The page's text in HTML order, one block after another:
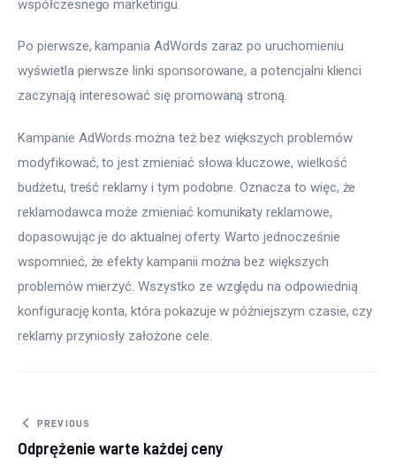
współczesnego marketingu.
Po pierwsze, kampania AdWords zaraz po uruchomieniu
wyświetla pierwsze linki sponsorowane, a potencjalni klienci
zaczynają interesować się promowaną stroną.
Kampanie AdWords można też bez większych problemów
modyfikować, to jest zmieniać słowa kluczowe, wielkość
budżetu, treść reklamy i tym podobne. Oznacza to więc, że
reklamodawca może zmieniać komunikaty reklamowe,
dopasowując je do aktualnej oferty. Warto jednocześnie
wspomnieć, że efekty kampanii można bez większych
problemów mierzyć. Wszystko ze względu na odpowiednią
konfigurację konta, która pokazuje w późniejszym czasie, czy
reklamy przyniosły założone cele.
Nawigacja wpisu
PREVIOUS
Odprężenie warte każdej ceny